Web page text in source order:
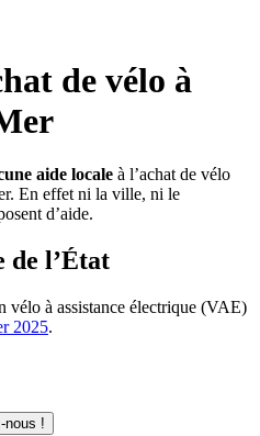
de vélo à
aide locale à l’achat de vélo
En effet ni la ville, ni le
d’aide.
de l’État
vélo à assistance électrique (VAE)
2025.
nous !